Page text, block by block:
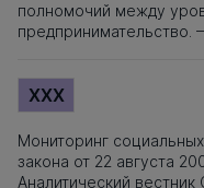
полномочий между
XXX
Мониторинг
закона от 22 августа
Аналитический